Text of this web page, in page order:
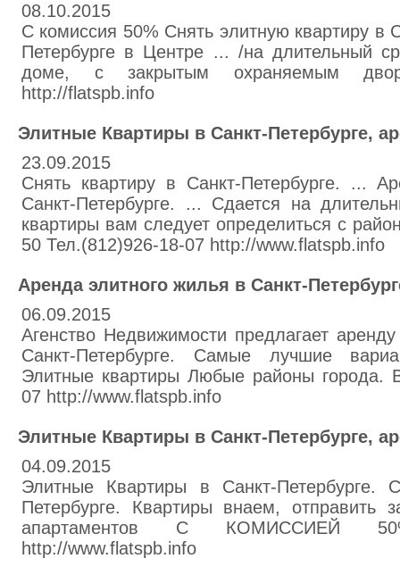
08.10.2015
С комиссия 50% Снять элитную квартиру в
Петербурге в Центре ... /на длительный
доме, с закрытым охраняемым
http://flatspb.info
Элитные Квартиры в Санкт-Петербурге,
23.09.2015
Снять квартиру в Санкт-Петербурге. ...
Санкт-Петербурге. ... Сдается на
квартиры вам следует определиться с
50 Тел.(812)926-18-07 http://www.flatspb.info
Аренда элитного жилья в Санкт-
06.09.2015
Агенство Недвижимости предлагает
Санкт-Петербурге. Самые лучшие
Элитные квартиры Любые районы города.
07 http://www.flatspb.info
Элитные Квартиры в Санкт-Петербурге,
04.09.2015
Элитные Квартиры в Санкт-Петербурге.
Петербурге. Квартиры внаем, отправить
апартаментов С КОМИССИЕЙ
http://www.flatspb.info